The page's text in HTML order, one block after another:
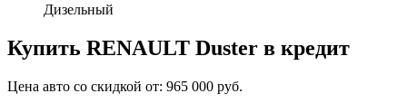
Дизельный
Купить RENAULT Duster в кредит
Цена авто со скидкой от: 965 000 руб.